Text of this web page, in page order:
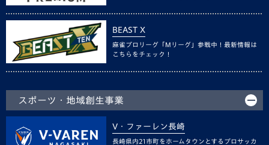
BEAST X
麻雀プロリーグ「Mリーグ」参戦中！最新情報は
こちらをチェック！
スポーツ・地域創生事業
V・ファーレン長崎
長崎県内21市町をホームタウンとするプロサッカ